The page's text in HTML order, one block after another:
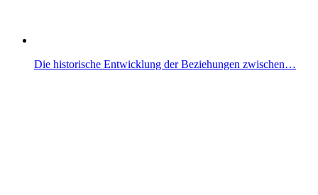
Die historische Entwicklung der Beziehungen zwischen…